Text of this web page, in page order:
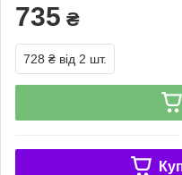
735 ₴
728 ₴ від 2 шт.